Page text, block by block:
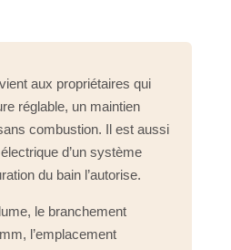
aux propriétaires qui
réglable, un maintien
combustion. Il est aussi
d’un système
du bain l’autorise.
le branchement
l’emplacement